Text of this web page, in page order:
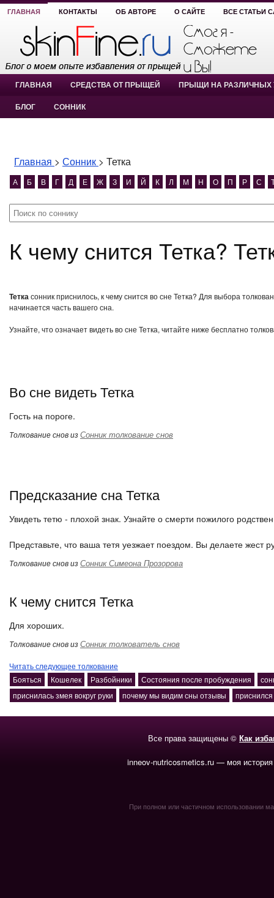
ГЛАВНАЯ КОНТАКТЫ ОБ АВТОРЕ О САЙТЕ ВСЕ СТАТЬИ
ГЛАВНАЯ СРЕДСТВА ОТ ПРЫЩЕЙ ПРЫЩИ НА РАЗЛИЧНЫХ
БЛОГ СОННИК
Главная > Сонник > Тетка
А Б В Г Д Е Ж З И Й К Л М Н О П Р С
К чему снится Тетка?
Теткасонник приснилось, к чему снится во сне Тетка? Для выбора
начинается часть вашего сна.
Узнайте, что означает видеть во сне Тетка, читайте ниже бесплатно
Во сне видеть Тетка
Гость на пороге.
Толкование снов изСонник толкование снов
Предсказание сна Тетка
Увидеть тетю - плохой знак. Узнайте о смерти пожилого
Представьте, что ваша тетя уезжает поездом. Вы делаете жест
Толкование снов изСонник Симеона Прозорова
К чему снится Тетка
Для хороших.
Толкование снов изСонник толкователь снов
Читать следующее толкование
Бояться
Кошелек Разбойники Состояния после пробуждения
приснилась змея вокруг руки
почему мы видим сны отзывы
Все права защищены © Как
inneov-nutricosmetics.ru — моя
При полном или частичном использовании